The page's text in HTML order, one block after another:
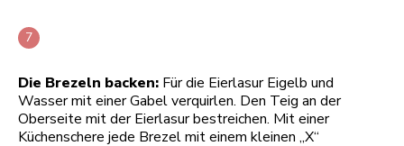
Die Brezeln backen: Für die Eierlasur Eigelb und
Wasser mit einer Gabel verquirlen. Den Teig an der
Oberseite mit der Eierlasur bestreichen. Mit einer
Küchenschere jede Brezel mit einem kleinen „X“